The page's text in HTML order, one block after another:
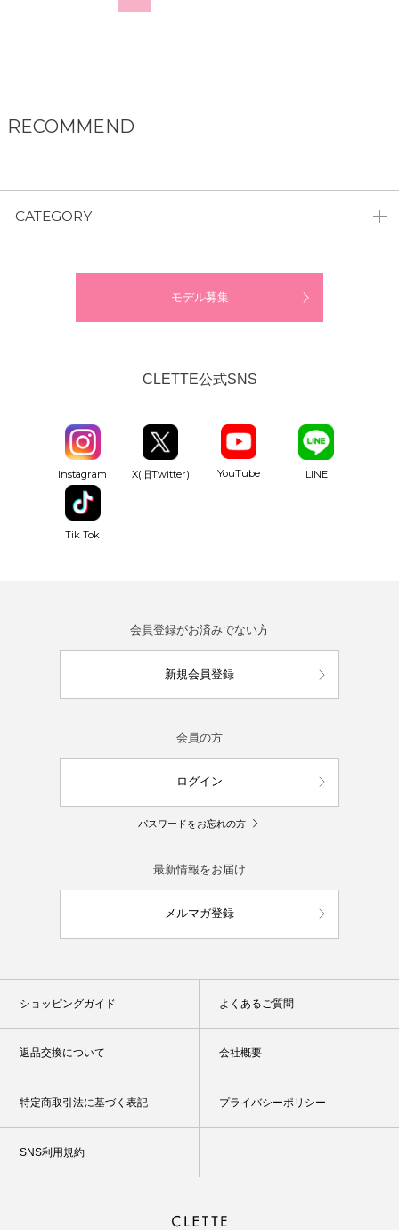
RECOMMEND
CATEGORY
モデル募集
CLETTE公式SNS
Instagram X(旧Twitter) YouTube LINE
Tik Tok
会員登録がお済みでない方
新規会員登録
会員の方
ログイン
パスワードをお忘れの方
最新情報をお届け
メルマガ登録
ショッピングガイド よくあるご質問
返品交換について 会社概要
特定商取引法に基づく表記 プライバシーポリシー
SNS利用規約